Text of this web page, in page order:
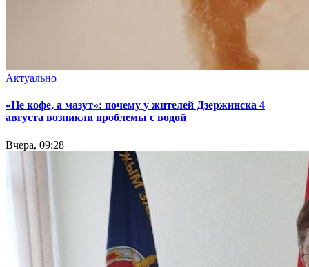
Актуально
«Не кофе, а мазут»: почему у жителей Дзержинска 4
августа возникли проблемы с водой
Вчера, 09:28